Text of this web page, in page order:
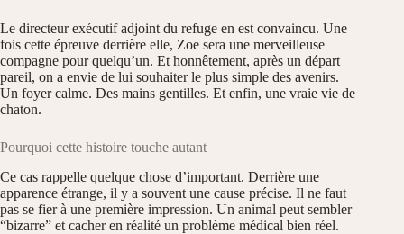
Le directeur exécutif adjoint du refuge en est convaincu. Une
fois cette épreuve derrière elle, Zoe sera une merveilleuse
compagne pour quelqu’un. Et honnêtement, après un départ
pareil, on a envie de lui souhaiter le plus simple des avenirs.
Un foyer calme. Des mains gentilles. Et enfin, une vraie vie de
chaton.
Pourquoi cette histoire touche autant
Ce cas rappelle quelque chose d’important. Derrière une
apparence étrange, il y a souvent une cause précise. Il ne faut
pas se fier à une première impression. Un animal peut sembler
“bizarre” et cacher en réalité un problème médical bien réel.